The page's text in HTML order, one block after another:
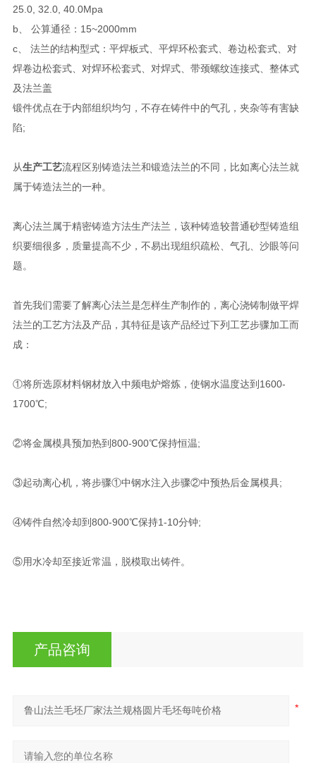
25.0, 32.0, 40.0Mpa
b、 公算通径：15~2000mm
c、 法兰的结构型式：平焊板式、平焊环松套式、卷边松套式、对
焊卷边松套式、对焊环松套式、对焊式、带颈螺纹连接式、整体式
及法兰盖
锻件优点在于内部组织均匀，不存在铸件中的气孔，夹杂等有害缺
陷;
从生产工艺流程区别铸造法兰和锻造法兰的不同，比如离心法兰就
属于铸造法兰的一种。
离心法兰属于精密铸造方法生产法兰，该种铸造较普通砂型铸造组
织要细很多，质量提高不少，不易出现组织疏松、气孔、沙眼等问
题。
首先我们需要了解离心法兰是怎样生产制作的，离心浇铸制做平焊
法兰的工艺方法及产品，其特征是该产品经过下列工艺步骤加工而
成：
①将所选原材料钢材放入中频电炉熔炼，使钢水温度达到1600-
1700℃;
②将金属模具预加热到800-900℃保持恒温;
③起动离心机，将步骤①中钢水注入步骤②中预热后金属模具;
④铸件自然冷却到800-900℃保持1-10分钟;
⑤用水冷却至接近常温，脱模取出铸件。
产品咨询